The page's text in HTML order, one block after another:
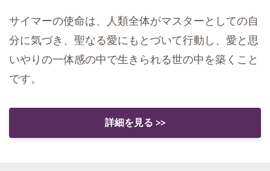
サイマーの使命は、人類全体がマスターとしての自
分に気づき、聖なる愛にもとづいて行動し、愛と思
いやりの一体感の中で生きられる世の中を築くこと
です。
詳細を見る >>